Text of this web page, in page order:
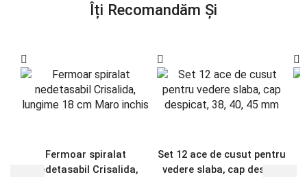
Îți Recomandăm Și
Fermoar spiralat
nedetasabil Crisalida,
Set 12 ace de cusut pentru
vedere slaba, cap despi...